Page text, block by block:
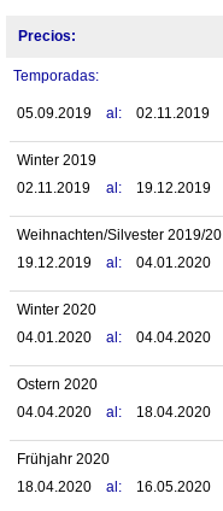
Precios:
Temporadas:
05.09.2019 al: 02.11.2019
Winter 2019
02.11.2019
al: 19.12.2019
Weihnachten/Silvester 2019/20
19.12.2019
al: 04.01.2020
Winter 2020
04.01.2020
al: 04.04.2020
Ostern 2020
04.04.2020
al: 18.04.2020
Frühjahr 2020
18.04.2020
al: 16.05.2020